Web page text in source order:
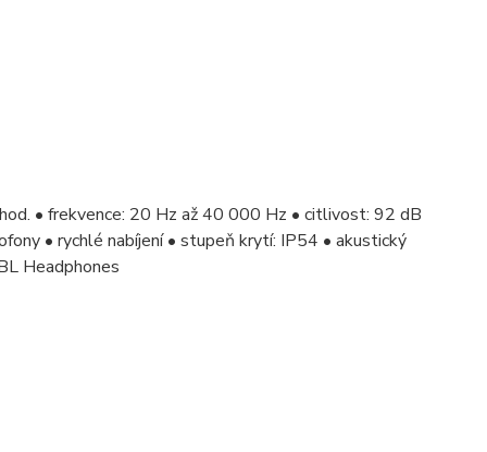
• frekvence: 20 Hz až 40 000 Hz • citlivost: 92 dB
• rychlé nabíjení • stupeň krytí: IP54 • akustický
Headphones